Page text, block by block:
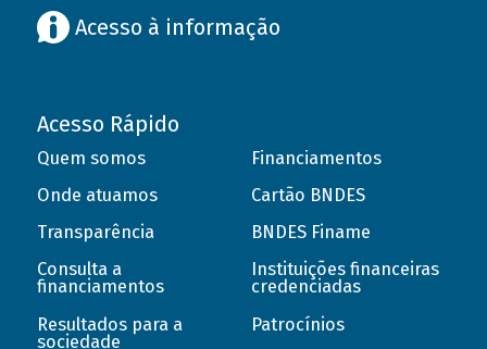
Acesso à informação
Acesso Rápido
Quem somos
Onde atuamos
Transparência
Consulta a
financiamentos
Resultados para a
sociedade
Financiamentos
Cartão BNDES
BNDES Finame
Instituições financeiras
credenciadas
Patrocínios